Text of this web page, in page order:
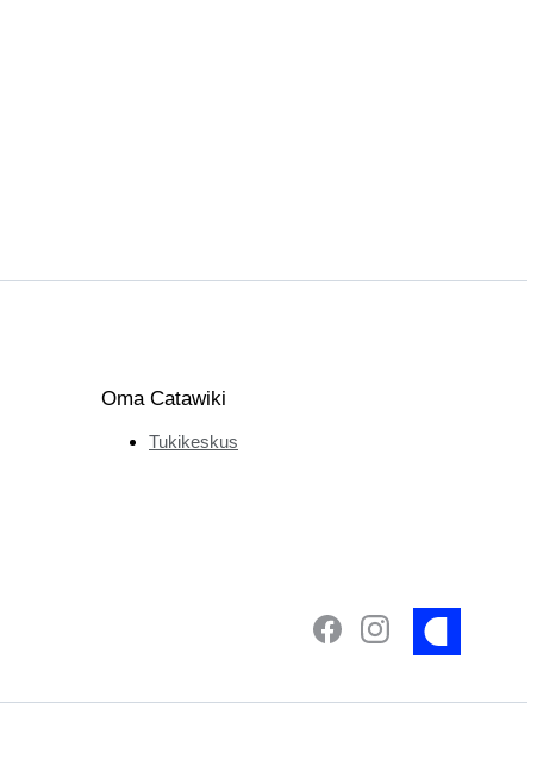
Oma Catawiki
Tukikeskus